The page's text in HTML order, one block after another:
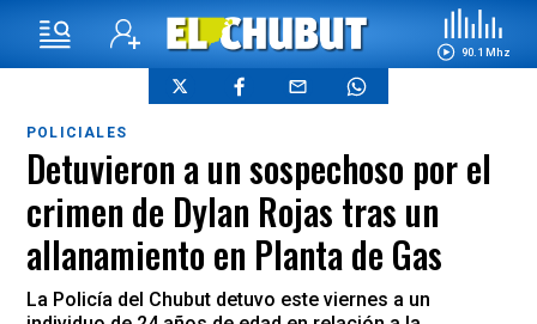
90.1 Mhz
POLICIALES
Detuvieron a un sospechoso por el
crimen de Dylan Rojas tras un
allanamiento en Planta de Gas
La Policía del Chubut detuvo este viernes a un